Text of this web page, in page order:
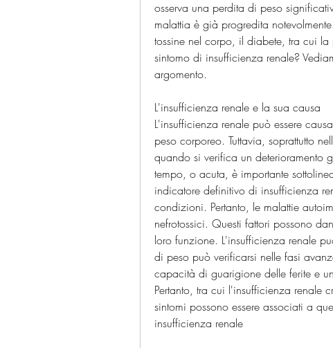
osserva una perdita di peso
malattia è già progredita
tossine nel corpo, il diabete, tra cui
sintomo di insufficienza renale?
argomento.
L'insufficienza renale e la sua causa
L'insufficienza renale può essere
peso corporeo. Tuttavia, soprattutto
quando si verifica un deterioramento
tempo, o acuta, è importante
indicatore definitivo di insufficienza
condizioni. Pertanto, le malattie
nefrotossici. Questi fattori possono
loro funzione. L'insufficienza renale
di peso può verificarsi nelle fasi
capacità di guarigione delle ferite e
Pertanto, tra cui l'insufficienza renale
sintomi possono essere associati a
insufficienza renale